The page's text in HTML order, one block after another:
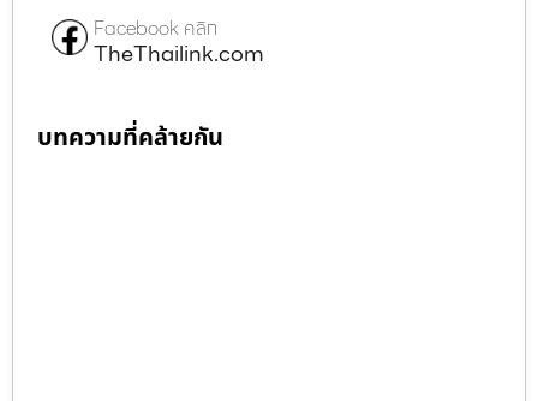
Facebook คลิก
TheThailink.com
บทความที่คล้ายกัน